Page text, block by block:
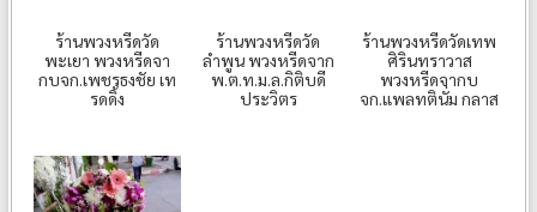
ร้านพวงหรีดวัด
พะเยา พวงหรีดจา
กบจก.เพชรธงชัย เท
รดดิ้ง
ร้านพวงหรีดวัด
ลำพูน พวงหรีดจาก
พ.ต.ท.ม.ล.กิติบดี
ประวิตร
ร้านพวงหรีดวัดเทพ
ศิรินทราวาส
พวงหรีดจากบ
จก.แพลทตินั่ม กลาส